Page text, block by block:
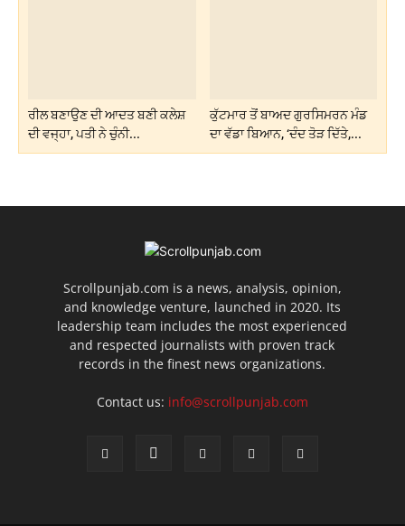
ਰੀਲ ਬਣਾਉਣ ਦੀ ਆਦਤ ਬਣੀ ਕਲੇਸ਼
ਦੀ ਵਜ੍ਹਾ, ਪਤੀ ਨੇ ਚੁੰਨੀ...
ਕੁੱਟਮਾਰ ਤੋਂ ਬਾਅਦ ਗੁਰਸਿਮਰਨ ਮੰਡ
ਦਾ ਵੱਡਾ ਬਿਆਨ, ‘ਦੰਦ ਤੋੜ ਦਿੱਤੇ,...
Scrollpunjab.com is a news, analysis, opinion,
and knowledge venture, launched in 2020. Its
leadership team includes the most experienced
and respected journalists with proven track
records in the finest news organizations.
Contact us: info@scrollpunjab.com